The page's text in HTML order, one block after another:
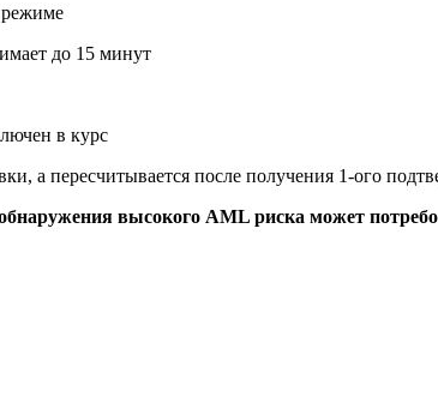
режиме
до 15 минут
в курс
а пересчитывается после получения 1-ого
высокого AML риска может